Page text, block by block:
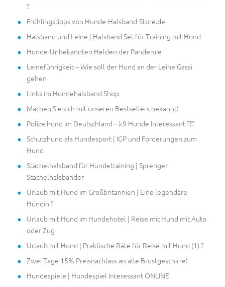
?
Frühlingstipps von Hunde-Halsband-Store.de
Halsband und Leine | Halsband Set für Training mit Hund
Hunde-Unbekannten Helden der Pandemie
Leineführigkeit – Wie soll der Hund an der Leine Gassi
gehen
Links im Hundehalsband Shop
Machen Sie sich mit unseren Bestsellers bekannt!
Polizeihund im Deutschland – k9 Hunde Interessant ???
Schutzhund als Hundesport | IGP und Forderungen zum
Hund
Stachelhalsband für Hundetraining | Sprenger
Stachelhalsbänder
Urlaub mit Hund im Großbritannien | Eine legendäre
Hündin ?
Urlaub mit Hund im Hundehotel | Reise mit Hund mit Auto
oder Zug
Urlaub mit Hund | Praktische Räte für Reise mit Hund (1) ?
Zwei Tage 15% Preisnachlass an alle Brustgeschirre!
Hundespiele | Hundespiel Interessant ONLINE